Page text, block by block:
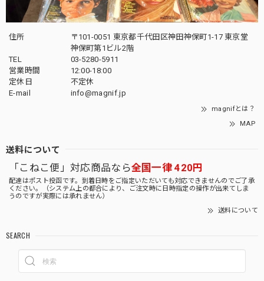
住所
〒101-0051 東京都千代田区神田神保町1-17 東京堂
神保町第1ビル2階
TEL
03-5280-5911
営業時間
12:00-18:00
定休日
不定休
E-mail
info@magnif.jp
magnifとは？
MAP
送料について
「こねこ便」対応商品なら全国一律 420円
配達はポスト投函です。到着日時をご指定いただいても対応できませんのでご了承
ください。（システム上の都合により、ご注文時に日時指定の操作が出来てしま
うのですが実際には承れません）
送料について
SEARCH